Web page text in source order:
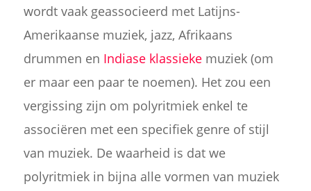
wordt vaak geassocieerd met Latijns-
Amerikaanse muziek, jazz, Afrikaans
drummen en Indiase klassiekemuziek (om
er maar een paar te noemen). Het zou een
vergissing zijn om polyritmiek enkel te
associëren met een specifiek genre of stijl
van muziek. De waarheid is dat we
polyritmiek in bijna alle vormen van muziek